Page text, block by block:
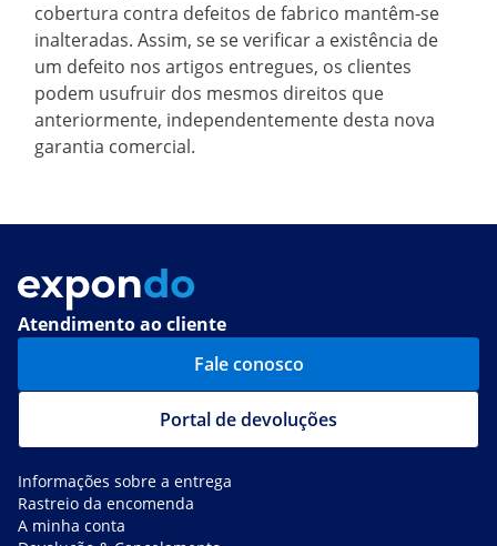
cobertura contra defeitos de fabrico mantêm-se
inalteradas. Assim, se se verificar a existência de
um defeito nos artigos entregues, os clientes
podem usufruir dos mesmos direitos que
anteriormente, independentemente desta nova
garantia comercial.
Atendimento ao cliente
Fale conosco
Portal de devoluções
Informações sobre a entrega
Rastreio da encomenda
A minha conta